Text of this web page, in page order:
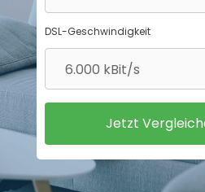
DSL-Geschwindigkeit